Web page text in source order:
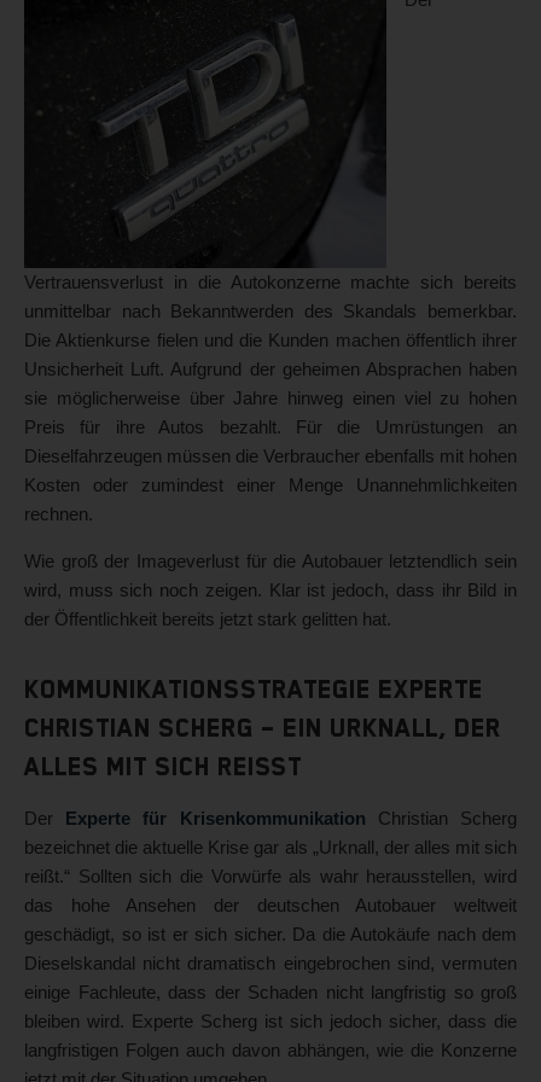
Vertrauensverlust in die Autokonzerne machte sich bereits
unmittelbar nach Bekanntwerden des Skandals bemerkbar.
Die Aktienkurse fielen und die Kunden machen öffentlich ihrer
Unsicherheit Luft. Aufgrund der geheimen Absprachen haben
sie möglicherweise über Jahre hinweg einen viel zu hohen
Preis für ihre Autos bezahlt. Für die Umrüstungen an
Dieselfahrzeugen müssen die Verbraucher ebenfalls mit hohen
Kosten oder zumindest einer Menge Unannehmlichkeiten
rechnen.
Wie groß der Imageverlust für die Autobauer letztendlich sein
wird, muss sich noch zeigen. Klar ist jedoch, dass ihr Bild in
der Öffentlichkeit bereits jetzt stark gelitten hat.
Kommunikationsstrategie Experte
Christian Scherg – Ein Urknall, der
alles mit sich reißt
Der Experte für Krisenkommunikation Christian Scherg
bezeichnet die aktuelle Krise gar als „Urknall, der alles mit sich
reißt.“ Sollten sich die Vorwürfe als wahr herausstellen, wird
das hohe Ansehen der deutschen Autobauer weltweit
geschädigt, so ist er sich sicher. Da die Autokäufe nach dem
Dieselskandal nicht dramatisch eingebrochen sind, vermuten
einige Fachleute, dass der Schaden nicht langfristig so groß
bleiben wird. Experte Scherg ist sich jedoch sicher, dass die
langfristigen Folgen auch davon abhängen, wie die Konzerne